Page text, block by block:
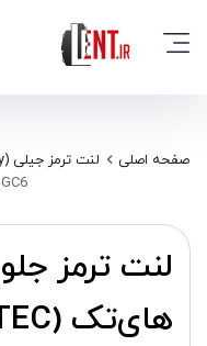
صفحه اصلی لنت ترمز جیلی (Geely)
GC6 های‌تک (Hi-Tec)
های‌تک (HI-TEC)